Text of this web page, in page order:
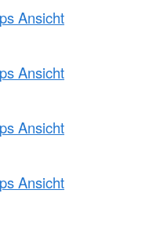
Ansicht
Ansicht
Ansicht
Ansicht